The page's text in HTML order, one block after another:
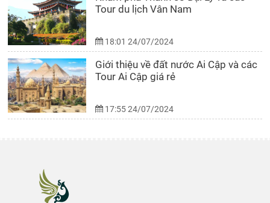
Tour du lịch Vân Nam
18:01 24/07/2024
Giới thiệu về đất nước Ai Cập và các
Tour Ai Cập giá rẻ
17:55 24/07/2024